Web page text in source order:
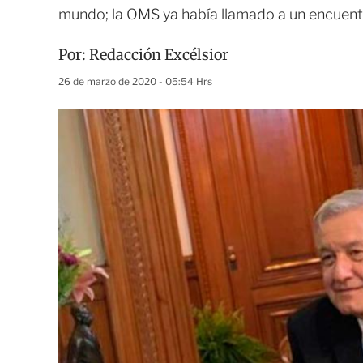
mundo; la OMS ya había llamado a un
Por: Redacción Excélsior
26 de marzo de 2020 - 05:54 Hrs